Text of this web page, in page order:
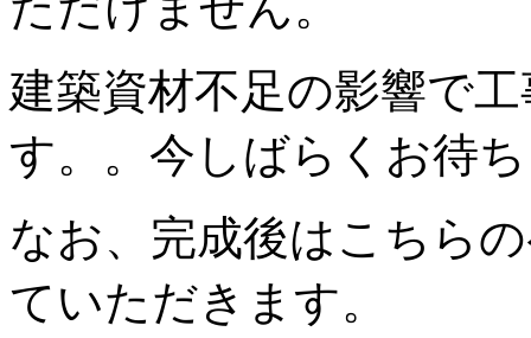
建築資材不足の影響で
す。。今しばらくお待
なお、完成後はこちら
ていただきます。